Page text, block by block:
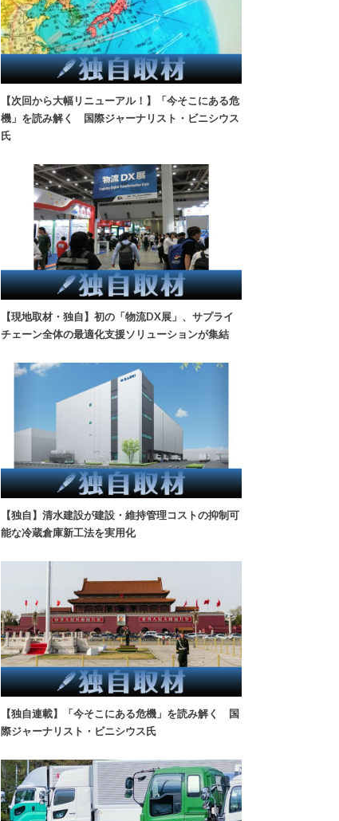
【次回から大幅リニューアル！】「今そこにある危
機」を読み解く 国際ジャーナリスト・ビニシウス
氏
【現地取材・独自】初の「物流DX展」、サプライ
チェーン全体の最適化支援ソリューションが集結
【独自】清水建設が建設・維持管理コストの抑制可
能な冷蔵倉庫新工法を実用化
【独自連載】「今そこにある危機」を読み解く 国
際ジャーナリスト・ビニシウス氏